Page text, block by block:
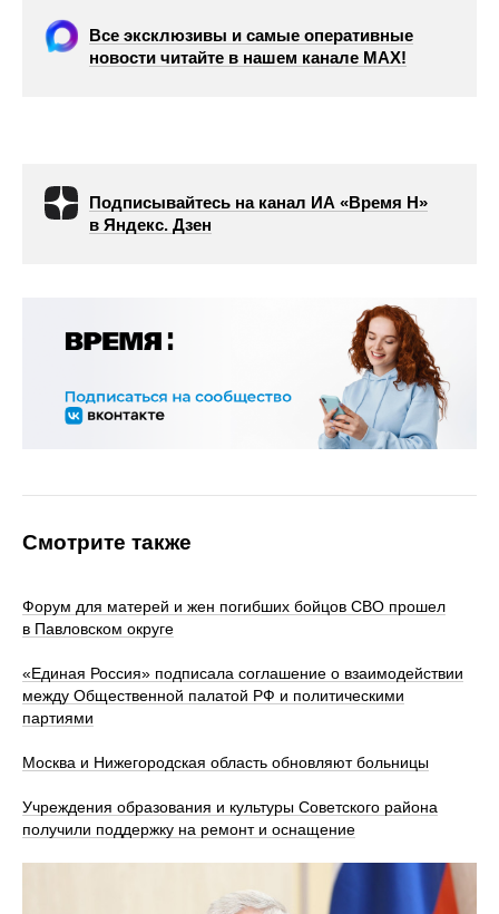
Все эксклюзивы и самые оперативные
новости читайте в нашем канале МАХ!
Подписывайтесь на канал ИА «Время Н»
в Яндекс. Дзен
Смотрите также
Форум для матерей и жен погибших бойцов СВО прошел
в Павловском округе
«Единая Россия» подписала соглашение о взаимодействии
между Общественной палатой РФ и политическими
партиями
Москва и Нижегородская область обновляют больницы
Учреждения образования и культуры Советского района
получили поддержку на ремонт и оснащение